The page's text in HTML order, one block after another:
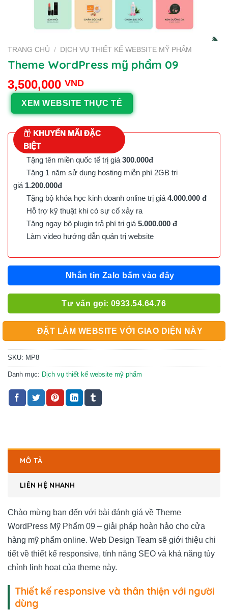
TRANG CHỦ / DỊCH VỤ THIẾT KẾ WEBSITE MỸ PHẨM
Theme WordPress mỹ phẩm 09
3,500,000 VND
XEM WEBSITE THỰC TẾ
KHUYẾN MÃI ĐẶC
BIỆT
Tặng tên miền quốc tế trị giá 300.000đ
Tặng 1 năm sử dụng hosting miễn phí 2GB trị
giá 1.200.000đ
Tặng bộ khóa học kinh doanh online trị giá 4.000.000 đ
Hỗ trợ kỹ thuật khi có sự cố xảy ra
Tặng ngay bộ plugin trả phí trị giá 5.000.000 đ
Làm video hướng dẫn quản trị website
Nhắn tin Zalo bấm vào đây
Tư vấn gọi: 0933.54.64.76
ĐẶT LÀM WEBSITE VỚI GIAO DIỆN NÀY
SKU: MP8
Danh mục: Dịch vụ thiết kế website mỹ phẩm
MÔ TẢ
LIÊN HỆ NHANH
Chào mừng bạn đến với bài đánh giá về Theme
WordPress Mỹ Phẩm 09 – giải pháp hoàn hảo cho cửa
hàng mỹ phẩm online. Web Design Team sẽ giới thiệu chi
tiết về thiết kế responsive, tính năng SEO và khả năng tùy
chỉnh linh hoạt của theme này.
Thiết kế responsive và thân thiện với người
dùng